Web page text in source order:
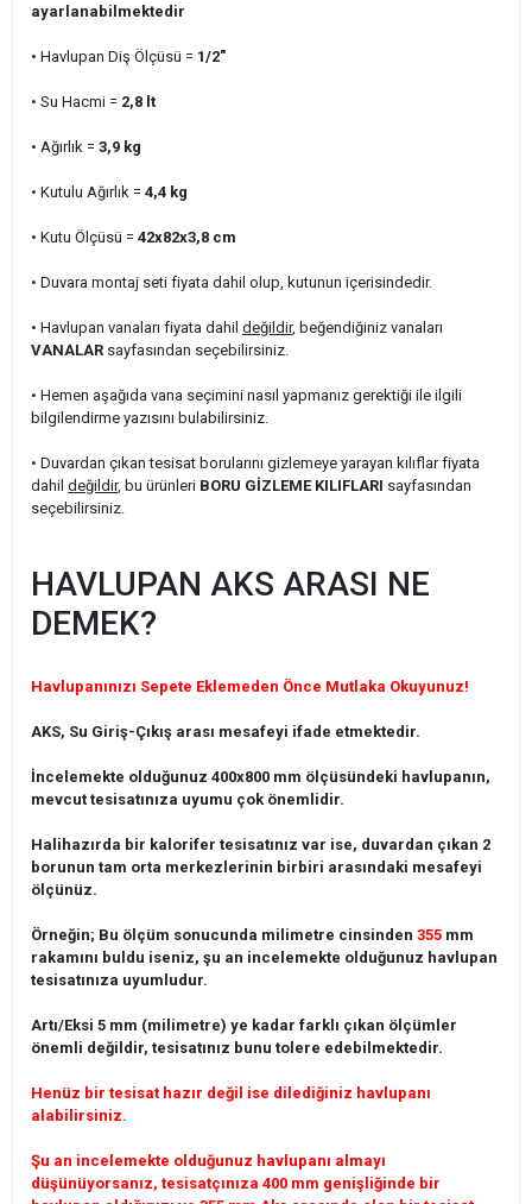
ayarlanabilmektedir
• Havlupan Diş Ölçüsü = 1/2"
• Su Hacmi = 2,8 lt
• Ağırlık = 3,9 kg
• Kutulu Ağırlık = 4,4 kg
• Kutu Ölçüsü = 42x82x3,8 cm
• Duvara montaj seti fiyata dahil olup, kutunun içerisindedir.
• Havlupan vanaları fiyata dahil değildir, beğendiğiniz vanaları
VANALAR sayfasından seçebilirsiniz.
• Hemen aşağıda vana seçimini nasıl yapmanız gerektiği ile ilgili
bilgilendirme yazısını bulabilirsiniz.
• Duvardan çıkan tesisat borularını gizlemeye yarayan kılıflar fiyata
dahil değildir, bu ürünleri BORU GİZLEME KILIFLARI sayfasından
seçebilirsiniz.
HAVLUPAN AKS ARASI NE
DEMEK?
Havlupanınızı Sepete Eklemeden Önce Mutlaka Okuyunuz!
AKS, Su Giriş-Çıkış arası mesafeyi ifade etmektedir.
İncelemekte olduğunuz 400x800 mm ölçüsündeki havlupanın,
mevcut tesisatınıza uyumu çok önemlidir.
Halihazırda bir kalorifer tesisatınız var ise, duvardan çıkan 2
borunun tam orta merkezlerinin birbiri arasındaki mesafeyi
ölçünüz.
Örneğin; Bu ölçüm sonucunda milimetre cinsinden 355 mm
rakamını buldu iseniz, şu an incelemekte olduğunuz havlupan
tesisatınıza uyumludur.
Artı/Eksi 5 mm (milimetre) ye kadar farklı çıkan ölçümler
önemli değildir, tesisatınız bunu tolere edebilmektedir.
Henüz bir tesisat hazır değil ise dilediğiniz havlupanı
alabilirsiniz.
Şu an incelemekte olduğunuz havlupanı almayı
düşünüyorsanız, tesisatçınıza 400 mm genişliğinde bir